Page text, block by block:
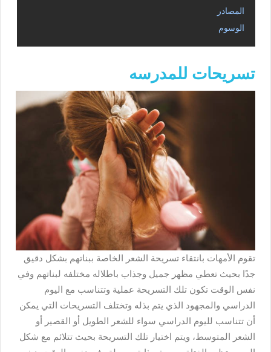
المصادر
الوسوم
تسريحات للمدرسه
تقوم الأمهات بانتقاء تسريحة الشعر الخاصة ببناتهم بشكل دقيق
جدًا بحيث تعطي مظهر جميل وجذاب باطلاله مختلفه لبناتهم وفي
نفس الوقت تكون تلك التسريحة عملية وتتناسب مع اليوم
الدراسي والمجهود الذي يتم بذله وتختلف التسريحات التي يمكن
أن تتناسب لليوم الدراسي سواء للشعر الطويل أو القصير أو
الشعر المتوسط، ويتم اختيار تلك التسريحة بحيث تتلائم مع شكل